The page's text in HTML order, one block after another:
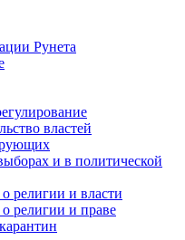
Рунета
властей
и в политической
религии и власти
религии и праве